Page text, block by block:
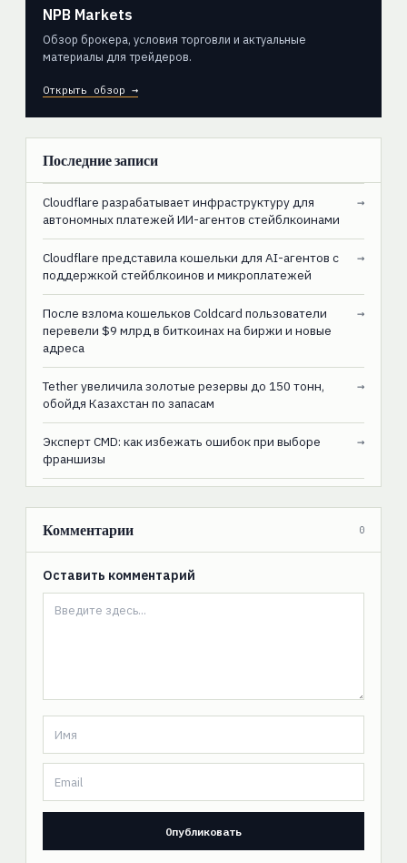
NPB Markets
Обзор брокера, условия торговли и актуальные
материалы для трейдеров.
Открыть обзор →
Последние записи
Cloudflare разрабатывает инфраструктуру для
автономных платежей ИИ-агентов стейблкоинами
→
Cloudflare представила кошельки для AI-агентов с
поддержкой стейблкоинов и микроплатежей
→
После взлома кошельков Coldcard пользователи
перевели $9 млрд в биткоинах на биржи и новые
адреса
→
Tether увеличила золотые резервы до 150 тонн,
обойдя Казахстан по запасам
→
Эксперт CMD: как избежать ошибок при выборе
франшизы
→
Комментарии 0
Оставить комментарий